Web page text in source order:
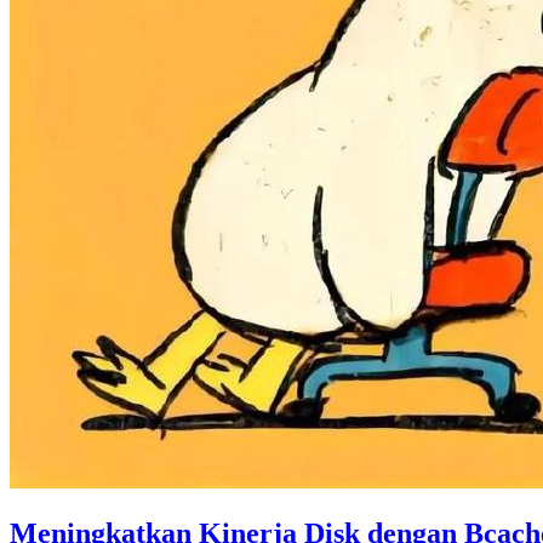
Meningkatkan Kinerja Disk dengan